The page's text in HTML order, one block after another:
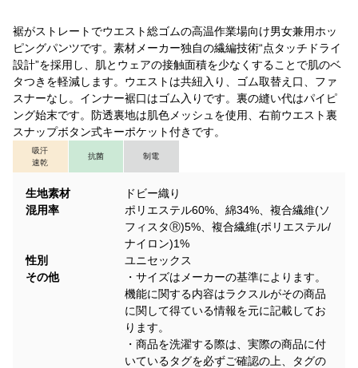
裾がストレートでウエスト総ゴムの高温作業場向け男女兼用ホッ
ピングパンツです。素材メーカー独自の繊編技術“点タッチドライ
設計”を採用し、肌とウェアの接触面積を少なくすることで肌のベ
タつきを軽減します。ウエストは共紐入り、ゴム取替え口、ファ
スナーなし。インナー裾口はゴム入りです。裏の縫い代はパイピ
ング始末です。防透裏地は肌色メッシュを使用、右前ウエスト裏
スナップボタン式キーポケット付きです。
吸汗
速乾
抗菌 制電
生地素材
ドビー織り
混用率
ポリエステル60%、綿34%、複合繊維(ソ
フィスタⓇ)5%、複合繊維(ポリエステル/
ナイロン)1%
性別
ユニセックス
その他
・サイズはメーカーの基準によります。
機能に関する内容はラクスルがその商品
に関して得ている情報を元に記載してお
ります。
・商品を洗濯する際は、実際の商品に付
いているタグを必ずご確認の上、タグの